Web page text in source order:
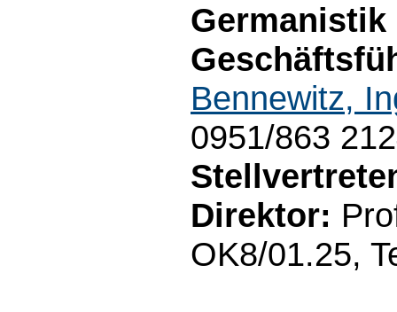
Germanistik
Bennewitz,
0951/863
Direktor:
OK8/01.25,